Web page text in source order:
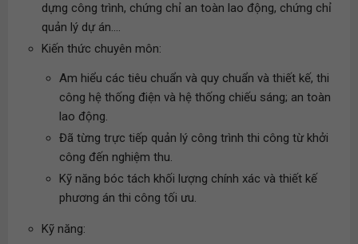
dựng công trình, chứng chỉ an toàn lao động, chứng chỉ
quản lý dự án....
Kiến thức chuyên môn:
Am hiểu các tiêu chuẩn và quy chuẩn và thiết kế, thi
công hệ thống điện và hệ thống chiếu sáng; an toàn
lao động.
Đã từng trực tiếp quản lý công trình thi công từ khởi
công đến nghiệm thu.
Kỹ năng bóc tách khối lượng chính xác và thiết kế
phương án thi công tối ưu.
Kỹ năng: